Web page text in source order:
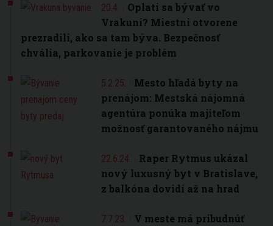
20.4.
Oplatí sa bývať vo
Vrakuni? Miestni otvorene
prezradili, ako sa tam býva. Bezpečnosť
chvália, parkovanie je problém
5.2.25.
Mesto hľadá byty na
prenájom: Mestská nájomná
agentúra ponúka majiteľom
možnosť garantovaného nájmu
22.6.24.
Raper Rytmus ukázal
nový luxusný byt v Bratislave,
z balkóna dovidí až na hrad
7.7.23.
V meste má pribudnúť